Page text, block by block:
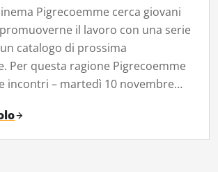
Pigrecoemme cerca giovani
il lavoro con una serie
catalogo di prossima
Per questa ragione Pigrecoemme
incontri – martedì 10 novembre…